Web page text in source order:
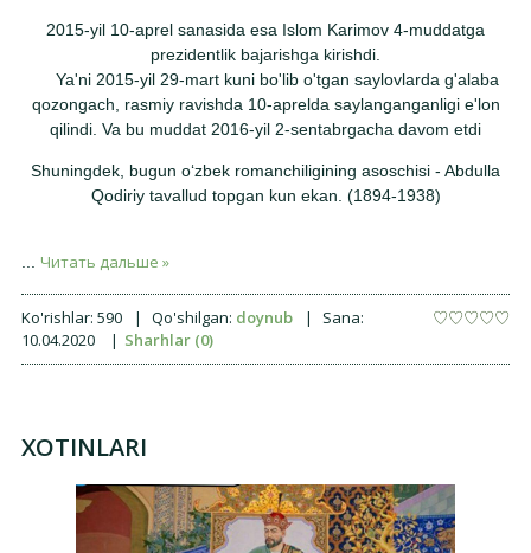
2015-yil 10-aprel sanasida esa Islom Karimov 4-muddatga
prezidentlik bajarishga kirishdi.
Ya'ni 2015-yil 29-mart kuni bo'lib o'tgan saylovlarda g'alaba
qozongach, rasmiy ravishda 10-aprelda saylanganganligi e'lon
qilindi. Va bu muddat 2016-yil 2-sentabrgacha davom etdi
Shuningdek, bugun o‘zbek romanchiligining asoschisi - Abdulla
Qodiriy tavallud topgan kun ekan. (1894-1938)
Читать дальше »
Ko'rishlar: 590 | Qo'shilgan: doynub |
Sana:
10.04.2020
| Sharhlar (0)
XOTINLARI